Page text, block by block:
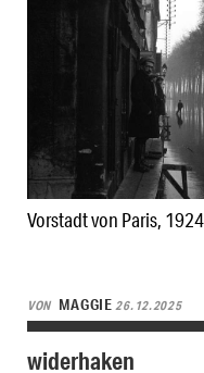
Vorstadt von Paris, 1924
VON MAGGIE 26.12.2025
widerhaken